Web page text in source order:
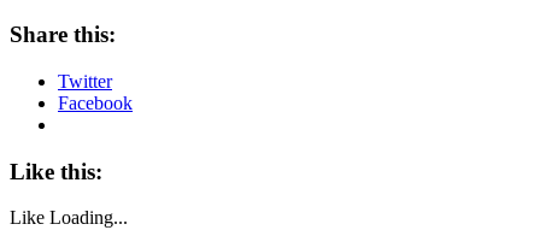
Share this:
Twitter
Facebook
Like this:
Like Loading...